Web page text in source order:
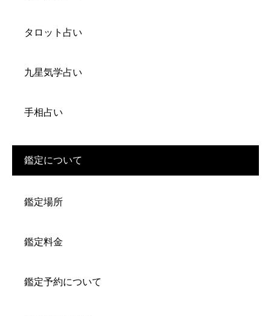
タロット占い
九星気学占い
手相占い
鑑定について
鑑定場所
鑑定料金
鑑定予約について